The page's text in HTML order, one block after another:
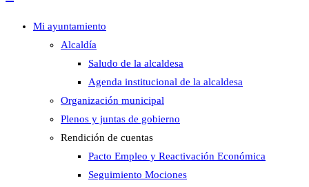
Mi ayuntamiento
Alcaldía
Saludo de la alcaldesa
Agenda institucional de la alcaldesa
Organización municipal
Plenos y juntas de gobierno
Rendición de cuentas
Pacto Empleo y Reactivación Económica
Seguimiento Mociones